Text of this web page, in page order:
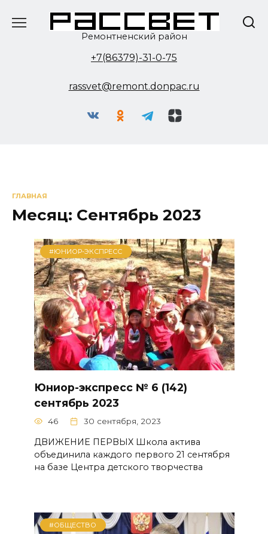
Ремонтненский район
+7(86379)-31-0-75
rassvet@remont.donpac.ru
ГЛАВНАЯ
Месяц: Сентябрь 2023
#ЮНИОР-ЭКСПРЕСС
Юниор-экспресс № 6 (142)
сентябрь 2023
46 30 сентября, 2023
ДВИЖЕНИЕ ПЕРВЫХ Школа актива
объединила каждого первого 21 сентября
на базе Центра детского творчества
#ОБЩЕСТВО